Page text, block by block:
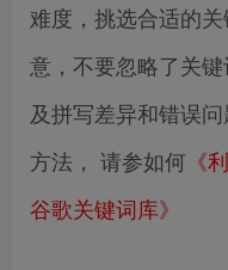
难度，挑选合适的
意，不要忽略了关
及拼写差异和错误
方法， 请参如何 《
谷歌关键词库》